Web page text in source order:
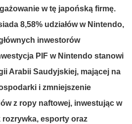
wtę japońską firmę.
8,58% udziałóww Nintendo,
inwestorów
PIF w Nintendo stanowi
Arabii Saudyjskiej, mającej na
i zmniejszenie
z ropy naftowej, inwestując w
rozrywka, esporty oraz